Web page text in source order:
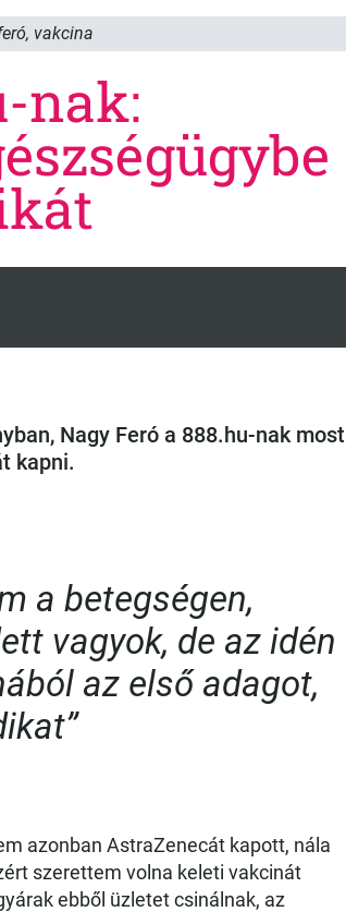
, vakcina
nak:
Nagy Feró a 888.hu-nak most
kapni.
a betegségen,
vagyok, de az idén
az első adagot,
azonban AstraZenecát kapott, nála
szerettem volna keleti vakcinát
ebből üzletet csinálnak, az